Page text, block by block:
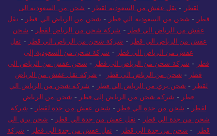
لقطر - نقل عفش من السعودية لقطر - شحن من السعودية الى
قطر - شحن من السعودية الي قطر - شحن من الرياض الي قطر - نقل
عفش من الرياض الي قطر - شركة شحن من الرياض لقطر - شحن
عفش من الرياض الي قطر - شركة شحن من الرياض الي قطر - نقل
عفش من الرياض الي قطر - شركة شحن من السعودية إلى
قطر - شركة شحن من الرياض الي قطر - شحن عفش من الرياض الي
قطر - شحن من الرياض الي قطر - شركة نقل عفش من الرياض
لقطر - شحن بري من الرياض الي قطر - شركة شحن من الرياض الي
قطر - شركة شحن من الرياض إلى قطر - شحن من الرياض
لقطر - شحن من جدة الي قطر - شحن عفش من جدة لقطر - شركة
شحن من جدة الي قطر - نقل عفش من جدة الي قطر - شحن بري الى
قطر
- شحن من جدة الي قطر - نقل عفش من جدة الي قطر - شركة